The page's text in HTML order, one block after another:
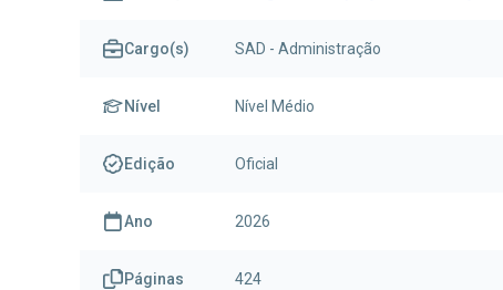
Cargo(s) SAD - Administração
Nível Nível Médio
Edição Oficial
Ano 2026
Páginas 424